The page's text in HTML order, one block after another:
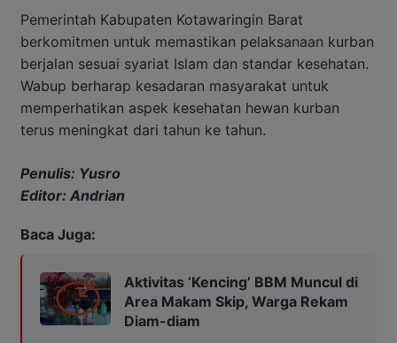
Pemerintah Kabupaten Kotawaringin Barat
berkomitmen untuk memastikan pelaksanaan kurban
berjalan sesuai syariat Islam dan standar kesehatan.
Wabup berharap kesadaran masyarakat untuk
memperhatikan aspek kesehatan hewan kurban
terus meningkat dari tahun ke tahun.
Penulis: Yusro
Editor: Andrian
Baca Juga:
Aktivitas ‘Kencing’ BBM Muncul di
Area Makam Skip, Warga Rekam
Diam-diam